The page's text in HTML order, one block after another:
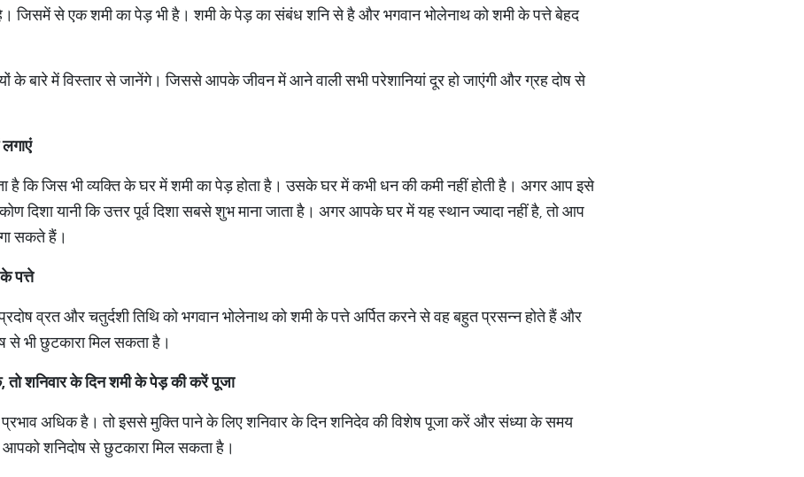
है। जिसमें से एक शमी का पेड़ भी है। शमी के पेड़ का संबंध शनि से है और भगवान भोलेनाथ को शमी के पत्ते बेहद
बारे में विस्तार से जानेंगे। जिससे आपके जीवन में आने वाली सभी परेशानियां दूर हो जाएंगी और ग्रह दोष से
है कि जिस भी व्यक्ति के घर में शमी का पेड़ होता है। उसके घर में कभी धन की कमी नहीं होती है। अगर आप इसे
दिशा यानी कि उत्तर पूर्व दिशा सबसे शुभ माना जाता है। अगर आपके घर में यह स्थान ज्यादा नहीं है, तो आप
सकते हैं।
पत्ते
व्रत और चतुर्दशी तिथि को भगवान भोलेनाथ को शमी के पत्ते अर्पित करने से वह बहुत प्रसन्न होते हैं और
से भी छुटकारा मिल सकता है।
शनिवार के दिन शमी के पेड़ की करें पूजा
अधिक है। तो इससे मुक्ति पाने के लिए शनिवार के दिन शनिदेव की विशेष पूजा करें और संध्या के समय
शनिदोष से छुटकारा मिल सकता है।